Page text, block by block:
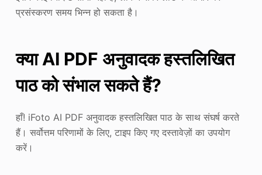
प्रसंस्करण समय भिन्न हो सकता है।
क्या AI PDF अनुवादक हस्तलिखित
पाठ को संभाल सकते हैं?
हाँ! iFoto AI PDF अनुवादक हस्तलिखित पाठ के साथ संघर्ष करते
हैं। सर्वोत्तम परिणामों के लिए, टाइप किए गए दस्तावेज़ों का उपयोग
करें।